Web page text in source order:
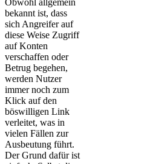
bekannt ist, dass
sich Angreifer auf
diese Weise Zugriff
auf Konten
verschaffen oder
Betrug begehen,
werden Nutzer
immer noch zum
Klick auf den
böswilligen Link
verleitet, was in
vielen Fällen zur
Ausbeutung führt.
Der Grund dafür ist